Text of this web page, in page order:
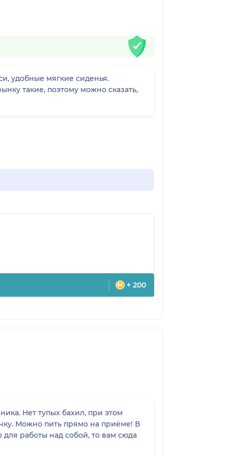
удобные мягкие сиденья.
такие, поэтому можно сказать,
+ 200
Нет тупых бахил, при этом
Можно пить прямо на приёме! В
для работы над собой, то вам сюда